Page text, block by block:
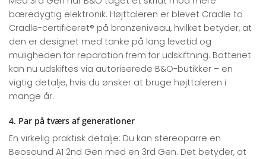
bæredygtig elektronik. Højttaleren er blevet Cradle to
Cradle-certificeret® på bronzeniveau, hvilket betyder, at
den er designet med tanke på lang levetid og
muligheden for reparation frem for udskiftning. Batteriet
kan nu udskiftes via autoriserede B&O-butikker – en
vigtig detalje, hvis du ønsker at bruge højttaleren i
mange år.
4. Par på tværs af generationer
En virkelig praktisk detalje: Du kan stereoparre en
Beosound A1 2nd Gen med en 3rd Gen. Det betyder, at